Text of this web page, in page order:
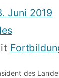
Juni 2019
des